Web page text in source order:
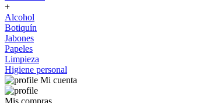
+
Alcohol
Botiquín
Jabones
Papeles
Limpieza
Higiene personal
Mi cuenta
Mis compras